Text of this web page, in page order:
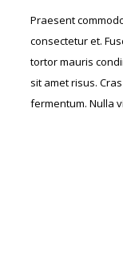
Praesent
consectetur et.
tortor mauris
sit amet risus.
fermentum. Nulla